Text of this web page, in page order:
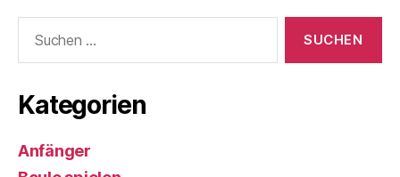
nach:
Kategorien
Anfänger